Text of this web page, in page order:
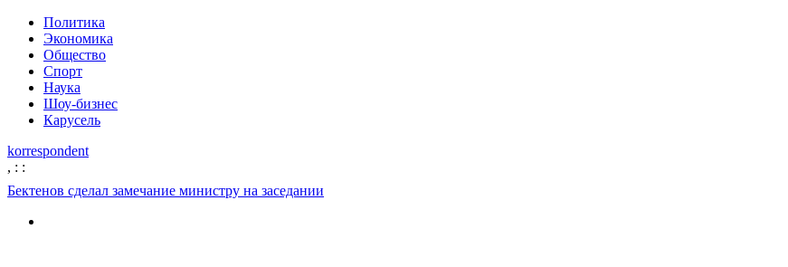
Политика
Экономика
Общество
Спорт
Наука
Шоу-бизнес
Карусель
korrespondent
, : :
Бектенов сделал замечание министру на заседании